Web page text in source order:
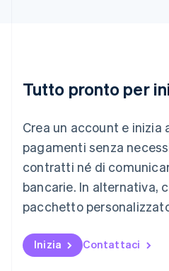
Tutto pronto per
Crea un account e inizia
pagamenti senza
contratti né di
bancarie. In alternativa,
pacchetto
Inizia Contattaci
Malta
English
EspañolEnglish
Norvegia
English
Nuova Zelanda
English
NederlandsEnglish
English
Portogallo